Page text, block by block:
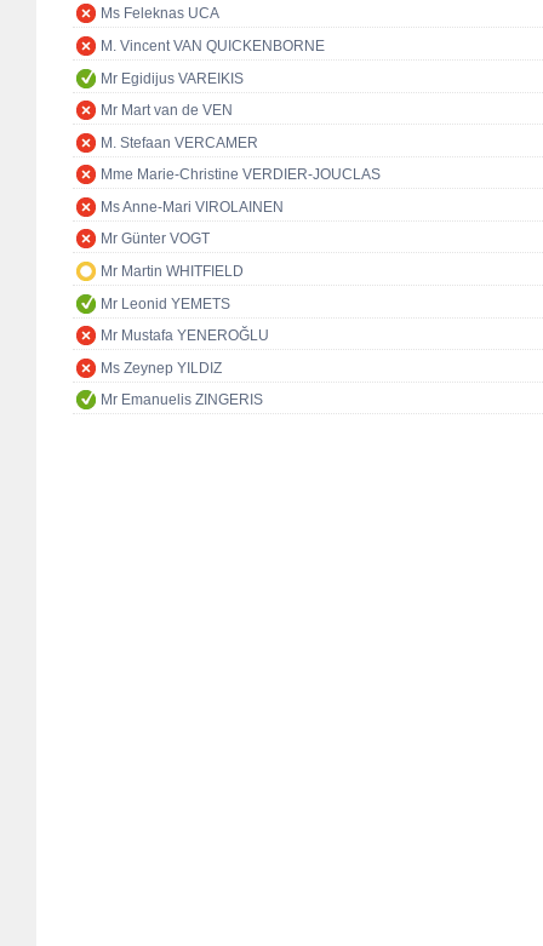
Ms Feleknas UCA
M. Vincent VAN QUICKENBORNE
Mr Egidijus VAREIKIS
Mr Mart van de VEN
M. Stefaan VERCAMER
Mme Marie-Christine VERDIER-JOUCLAS
Ms Anne-Mari VIROLAINEN
Mr Günter VOGT
Mr Martin WHITFIELD
Mr Leonid YEMETS
Mr Mustafa YENEROĞLU
Ms Zeynep YILDIZ
Mr Emanuelis ZINGERIS